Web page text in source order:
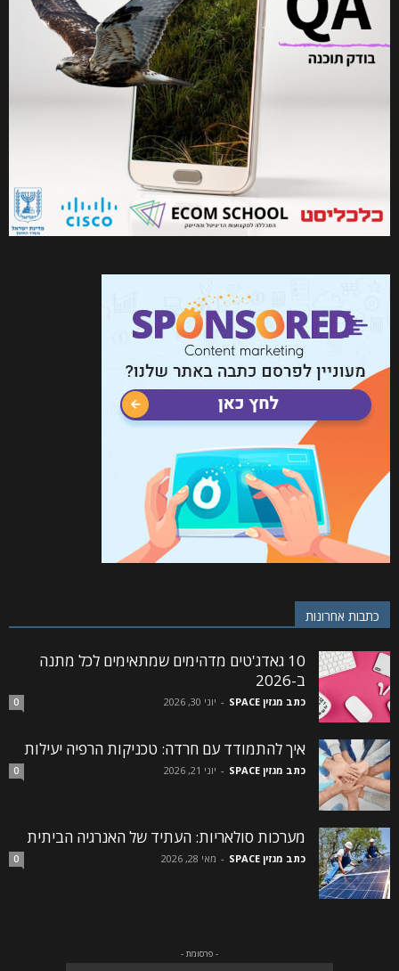
כתבות אחרונות
10 גאדג'טים מדהימים שמתאימים לכל מתנה
ב-2026
כתב מגזין SPACE - יוני 30, 2026 0
איך להתמודד עם חרדה: טכניקות הרפיה יעילות
כתב מגזין SPACE - יוני 21, 2026 0
מערכות סולאריות: העתיד של האנרגיה הביתית
כתב מגזין SPACE - מאי 28, 2026 0
- פרסומת -